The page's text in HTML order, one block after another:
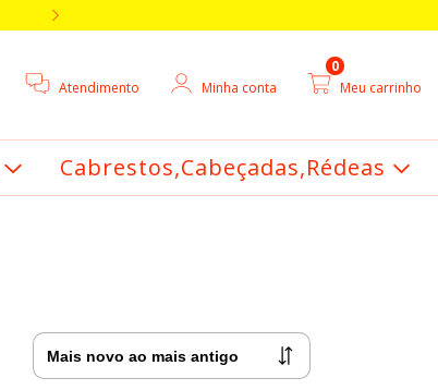
Atendimento Minha conta Meu carrinho
0
Cabrestos,Cabeçadas,Rédeas